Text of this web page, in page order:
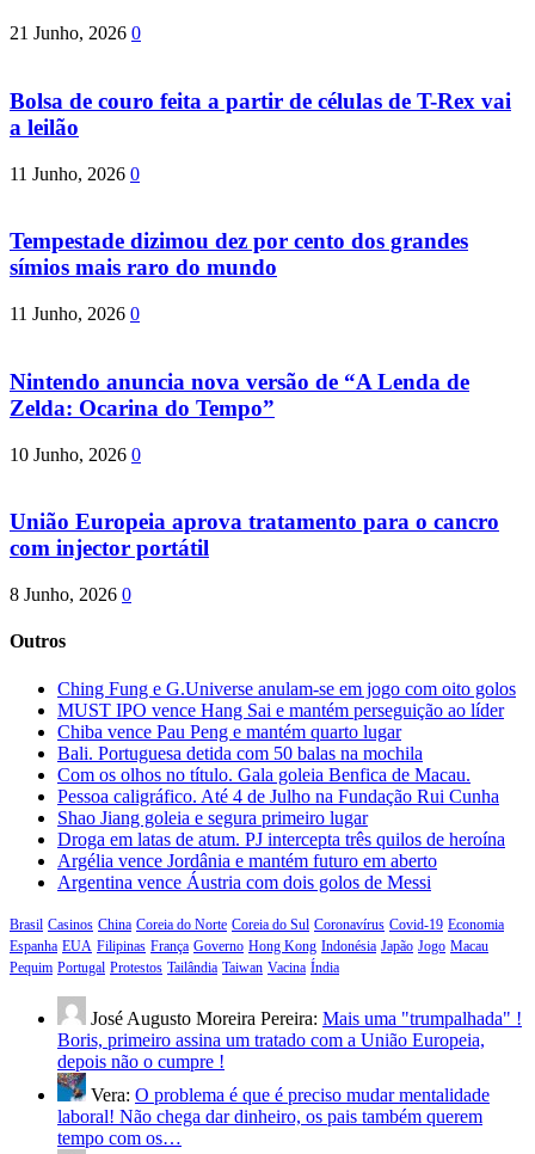
21 Junho, 2026 0
Bolsa de couro feita a partir de células de T-Rex vai
a leilão
11 Junho, 2026 0
Tempestade dizimou dez por cento dos grandes
símios mais raro do mundo
11 Junho, 2026 0
Nintendo anuncia nova versão de “A Lenda de
Zelda: Ocarina do Tempo”
10 Junho, 2026 0
União Europeia aprova tratamento para o cancro
com injector portátil
8 Junho, 2026 0
Outros
Ching Fung e G.Universe anulam-se em jogo com oito golos
MUST IPO vence Hang Sai e mantém perseguição ao líder
Chiba vence Pau Peng e mantém quarto lugar
Bali. Portuguesa detida com 50 balas na mochila
Com os olhos no título. Gala goleia Benfica de Macau.
Pessoa caligráfico. Até 4 de Julho na Fundação Rui Cunha
Shao Jiang goleia e segura primeiro lugar
Droga em latas de atum. PJ intercepta três quilos de heroína
Argélia vence Jordânia e mantém futuro em aberto
Argentina vence Áustria com dois golos de Messi
Brasil Casinos China Coreia do Norte Coreia do Sul Coronavírus Covid-19 Economia
Espanha EUA Filipinas França Governo Hong Kong Indonésia Japão Jogo Macau
Pequim Portugal Protestos Tailândia Taiwan Vacina Índia
José Augusto Moreira Pereira: Mais uma "trumpalhada" !
Boris, primeiro assina um tratado com a União Europeia,
depois não o cumpre !
Vera: O problema é que é preciso mudar mentalidade
laboral! Não chega dar dinheiro, os pais também querem
tempo com os…